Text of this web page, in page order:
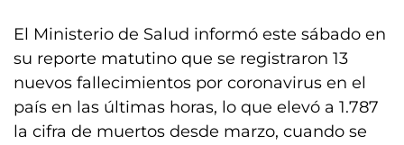
El Ministerio de Salud informó este sábado en
su reporte matutino que se registraron 13
nuevos fallecimientos por coronavirus en el
país en las últimas horas, lo que elevó a 1.787
la cifra de muertos desde marzo, cuando se